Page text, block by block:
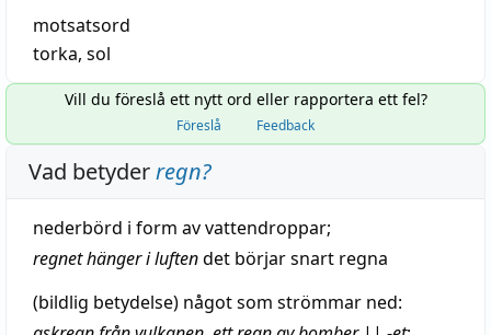
motsatsord
torka, sol
Vill du föreslå ett nytt ord eller rapportera ett fel?
Föreslå Feedback
Vad betyderregn?
nederbörd i form av vattendroppar;
regnet hänger i luftendet börjarsnart regna
(bildlig betydelse) något som strömmar ned: